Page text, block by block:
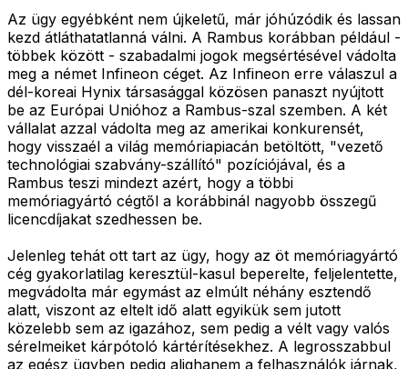
Az ügy egyébként nem újkeletű, már jóhúzódik és lassan
kezd átláthatatlanná válni. A Rambus korábban például -
többek között - szabadalmi jogok megsértésével vádolta
meg a német Infineon céget. Az Infineon erre válaszul a
dél-koreai Hynix társasággal közösen panaszt nyújtott
be az Európai Unióhoz a Rambus-szal szemben. A két
vállalat azzal vádolta meg az amerikai konkurensét,
hogy visszaél a világ memóriapiacán betöltött, "vezető
technológiai szabvány-szállító" pozíciójával, és a
Rambus teszi mindezt azért, hogy a többi
memóriagyártó cégtől a korábbinál nagyobb összegű
licencdíjakat szedhessen be.
Jelenleg tehát ott tart az ügy, hogy az öt memóriagyártó
cég gyakorlatilag keresztül-kasul beperelte, feljelentette,
megvádolta már egymást az elmúlt néhány esztendő
alatt, viszont az eltelt idő alatt egyikük sem jutott
közelebb sem az igazához, sem pedig a vélt vagy valós
sérelmeiket kárpótoló kártérítésekhez. A legrosszabbul
az egész ügyben pedig alighanem a felhasználók járnak,